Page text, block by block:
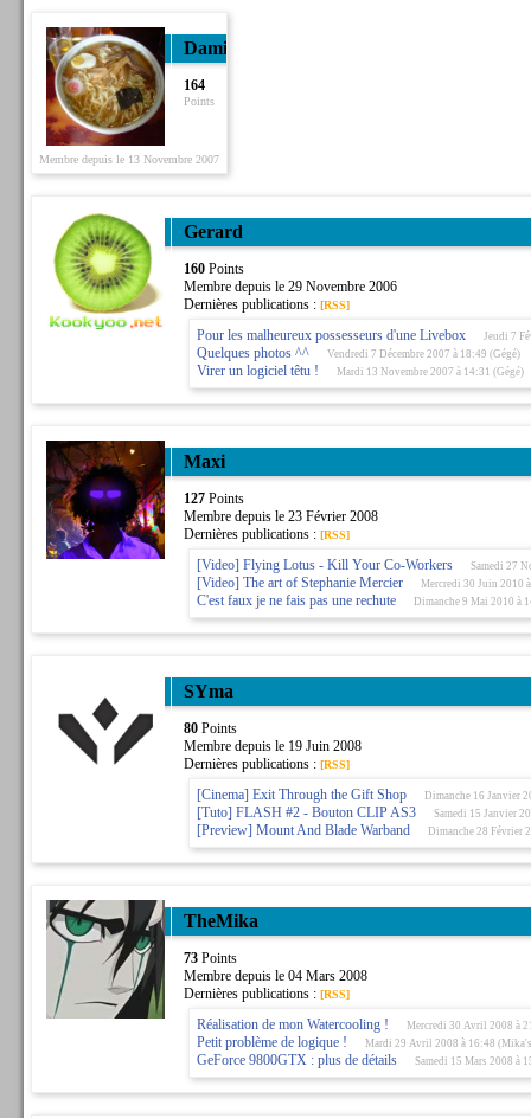
Damien
164
Points
Membre depuis le 13 Novembre 2007
Gerard
160Points
Membre depuis le 29 Novembre 2006
Dernières publications : [RSS]
Pour les malheureux possesseurs d'une Livebox Jeudi 7
Quelques photos ^^ Vendredi 7 Décembre 2007 à 18:49 (Gégé)
Virer un logiciel têtu ! Mardi 13 Novembre 2007 à 14:31 (Gégé)
Maxi
127Points
Membre depuis le 23 Février 2008
Dernières publications : [RSS]
[Video] Flying Lotus - Kill Your Co-Workers Samedi 27
[Video] The art of Stephanie Mercier Mercredi 30 Juin 2010
C'est faux je ne fais pas une rechute Dimanche 9 Mai 2010 à
SYma
80Points
Membre depuis le 19 Juin 2008
Dernières publications : [RSS]
[Cinema] Exit Through the Gift Shop Dimanche 16 Janvier
[Tuto] FLASH #2 - Bouton CLIP AS3 Samedi 15 Janvier
[Preview] Mount And Blade Warband Dimanche 28 Février
TheMika
73Points
Membre depuis le 04 Mars 2008
Dernières publications : [RSS]
Réalisation de mon Watercooling ! Mercredi 30 Avril 2008 à
Petit problème de logique ! Mardi 29 Avril 2008 à 16:48
GeForce 9800GTX : plus de détails Samedi 15 Mars 2008 à